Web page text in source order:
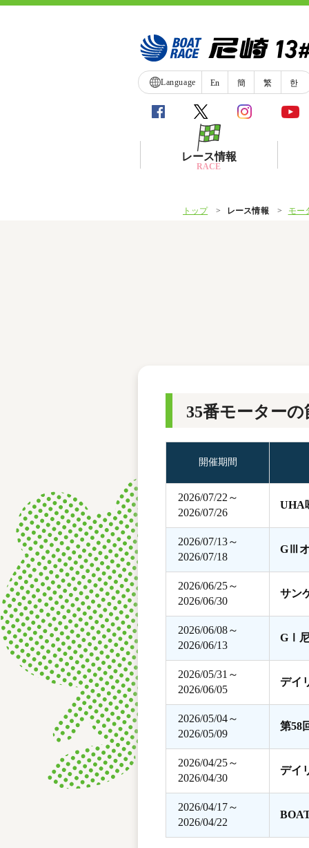
Language En 簡 繁 한
レース情報
RACE
ボートデータ
トップ レース情報 モー
35番モーターの
開催期間
2026/07/22～
2026/07/26
UHA
2026/07/13～
2026/07/18
GⅢオ
2026/06/25～
2026/06/30
サン
2026/06/08～
2026/06/13
GⅠ尼
2026/05/31～
2026/06/05
デイ
2026/05/04～
2026/05/09
第58
2026/04/25～
2026/04/30
デイ
2026/04/17～
2026/04/22